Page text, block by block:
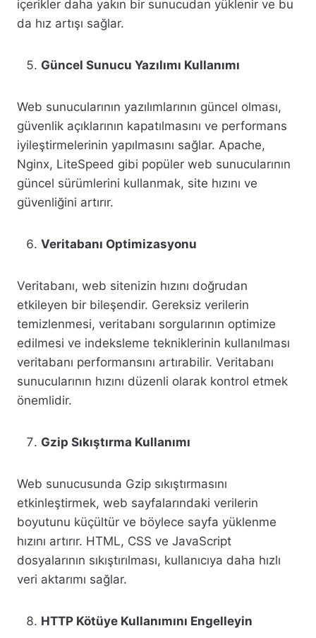
içerikler daha yakın bir sunucudan yüklenir ve bu
da hız artışı sağlar.
Güncel Sunucu Yazılımı Kullanımı
Web sunucularının yazılımlarının güncel olması,
güvenlik açıklarının kapatılmasını ve performans
iyileştirmelerinin yapılmasını sağlar. Apache,
Nginx, LiteSpeed gibi popüler web sunucularının
güncel sürümlerini kullanmak, site hızını ve
güvenliğini artırır.
Veritabanı Optimizasyonu
Veritabanı, web sitenizin hızını doğrudan
etkileyen bir bileşendir. Gereksiz verilerin
temizlenmesi, veritabanı sorgularının optimize
edilmesi ve indeksleme tekniklerinin kullanılması
veritabanı performansını artırabilir. Veritabanı
sunucularının hızını düzenli olarak kontrol etmek
önemlidir.
Gzip Sıkıştırma Kullanımı
Web sunucusunda Gzip sıkıştırmasını
etkinleştirmek, web sayfalarındaki verilerin
boyutunu küçültür ve böylece sayfa yüklenme
hızını artırır. HTML, CSS ve JavaScript
dosyalarının sıkıştırılması, kullanıcıya daha hızlı
veri aktarımı sağlar.
HTTP Kötüye Kullanımını Engelleyin